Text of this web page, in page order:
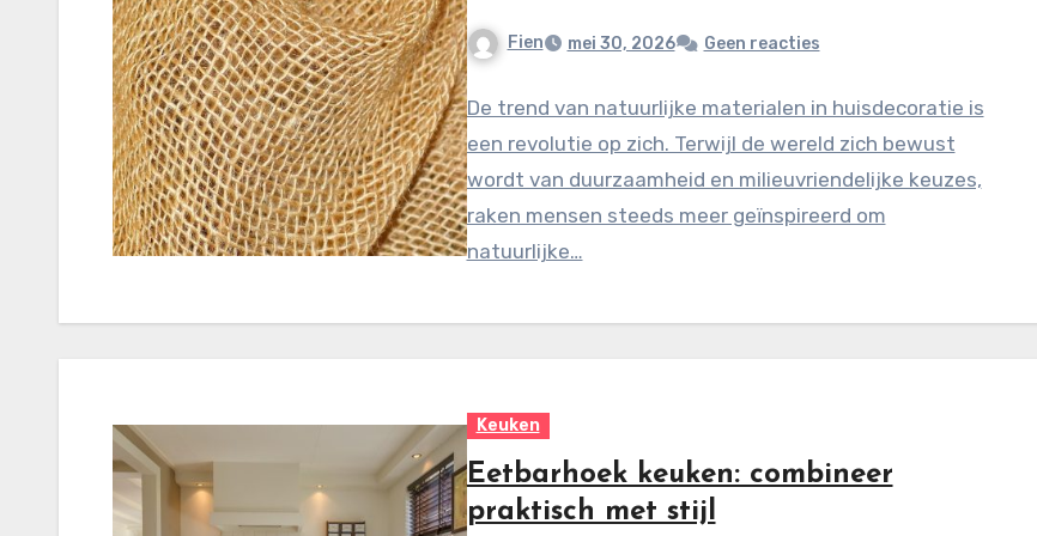
Fien mei 30, 2026 Geen reacties
De trend van natuurlijke materialen in huisdecoratie is
een revolutie op zich. Terwijl de wereld zich bewust
wordt van duurzaamheid en milieuvriendelijke keuzes,
raken mensen steeds meer geïnspireerd om
natuurlijke…
Keuken
Eetbarhoek keuken: combineer
praktisch met stijl